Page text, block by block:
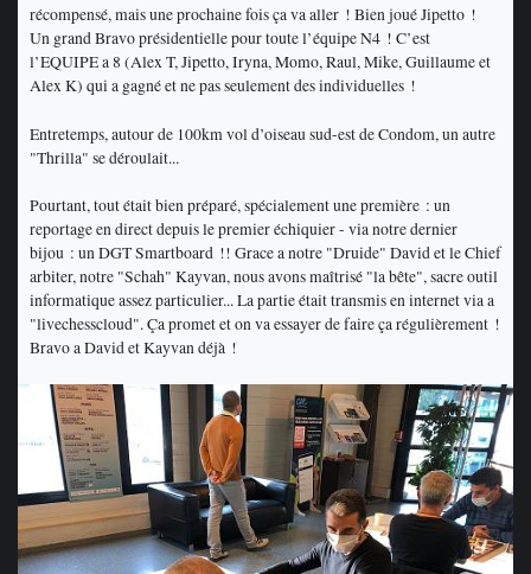
récompensé, mais une prochaine fois ça va aller ! Bien joué Jipetto !
Un grand Bravo présidentielle pour toute l’équipe N4 ! C’est
l’EQUIPE a 8 (Alex T, Jipetto, Iryna, Momo, Raul, Mike, Guillaume et
Alex K) qui a gagné et ne pas seulement des individuelles !
Entretemps, autour de 100km vol d’oiseau sud-est de Condom, un autre
"Thrilla" se déroulait...
Pourtant, tout était bien préparé, spécialement une première : un
reportage en direct depuis le premier échiquier - via notre dernier
bijou : un DGT Smartboard !! Grace a notre "Druide" David et le Chief
arbiter, notre "Schah" Kayvan, nous avons maîtrisé "la bête", sacre outil
informatique assez particulier... La partie était transmis en internet via a
"livechesscloud". Ça promet et on va essayer de faire ça régulièrement !
Bravo a David et Kayvan déjà !